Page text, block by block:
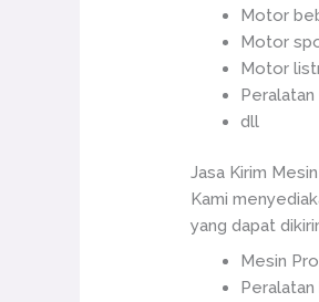
Motor
Motor
Motor
dll
Jasa Kirim
Kami
yang dapat
Mesin